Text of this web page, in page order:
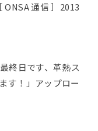
ONSA 通信 ］2013
最終日です、革熱ス
す！」 アップロー